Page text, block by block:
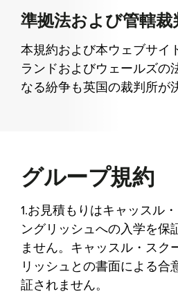
準拠法および管轄裁
本規約および本ウェブサイ
ランドおよびウェールズの
なる紛争も英国の裁判所が
グループ規約
1.お見積もりはキャッスル
ングリッシュへの入学を保
ません。キャッスル・スク
リッシュとの書面による合
証されません。